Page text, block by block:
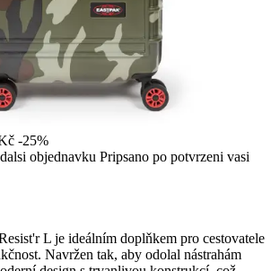
-25%
objednavku Pripsano po potvrzeni vasi
L je ideálním doplňkem pro cestovatele
Navržen tak, aby odolal nástrahám